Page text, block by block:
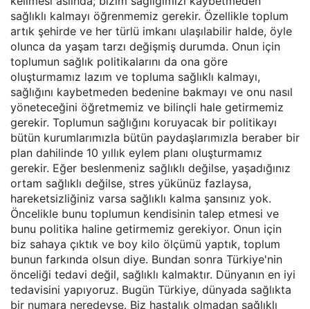
sağlıklı kalmayı öğrenmemiz gerekir. Özellikle toplum
artık şehirde ve her türlü imkanı ulaşılabilir halde, öyle
olunca da yaşam tarzı değişmiş durumda. Onun için
toplumun sağlık politikalarını da ona göre
oluşturmamız lazım ve topluma sağlıklı kalmayı,
sağlığını kaybetmeden bedenine bakmayı ve onu nasıl
yöneteceğini öğretmemiz ve bilinçli hale getirmemiz
gerekir. Toplumun sağlığını koruyacak bir politikayı
bütün kurumlarımızla bütün paydaşlarımızla beraber bir
plan dahilinde 10 yıllık eylem planı oluşturmamız
gerekir. Eğer beslenmeniz sağlıklı değilse, yaşadığınız
ortam sağlıklı değilse, stres yükünüz fazlaysa,
hareketsizliğiniz varsa sağlıklı kalma şansınız yok.
Öncelikle bunu toplumun kendisinin talep etmesi ve
bunu politika haline getirmemiz gerekiyor. Onun için
biz sahaya çıktık ve boy kilo ölçümü yaptık, toplum
bunun farkında olsun diye. Bundan sonra Türkiye'nin
önceliği tedavi değil, sağlıklı kalmaktır. Dünyanın en iyi
tedavisini yapıyoruz. Bugün Türkiye, dünyada sağlıkta
bir numara neredeyse. Biz hastalık olmadan sağlıklı